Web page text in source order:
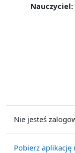
Nauczyciel:
Nie jesteś
Pobierz aplikację